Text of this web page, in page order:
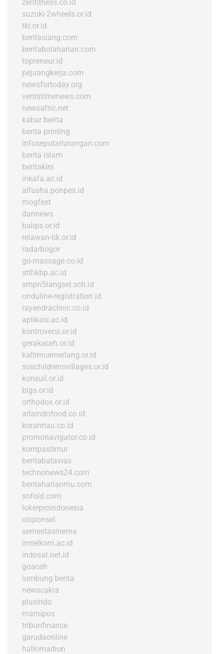
zenfitness.co.id
suzuki-2wheels.or.id
tki.or.id
beritasiang.com
beritabolaharian.com
topreneur.id
pejuangkerja.com
newsfortoday.org
ventstimenews.com
newsafric.net
kabar berita
berita printing
infoseputarlarangan.com
berita islam
beritakini
inkafa.ac.id
alfusha.ponpes.id
mogfest
dannews
balqis.or.id
relawan-tik.or.id
radarbogor
go-massage.co.id
stthkbp.ac.id
smpn5tangsel.sch.id
onduline-registration.id
rayendraclinic.co.id
aplikasi.ac.id
kontroversi.or.id
gerakaceh.or.id
kaltimcemerlang.or.id
soschildrensvillages.or.id
konsuil.or.id
bigs.or.id
orthodox.or.id
arlaindofood.co.id
koranriau.co.id
promonavigator.co.id
kompastimur
beritabatavias
technonews24.com
beritaharianmu.com
sofold.com
lokerproindonesia
olxponsel
semestasinema
imtelkom.ac.id
indosat.net.id
goaceh
lumbung berita
newscakra
plusindo
mamipos
tribunfinance
garudaonline
hallomadiun